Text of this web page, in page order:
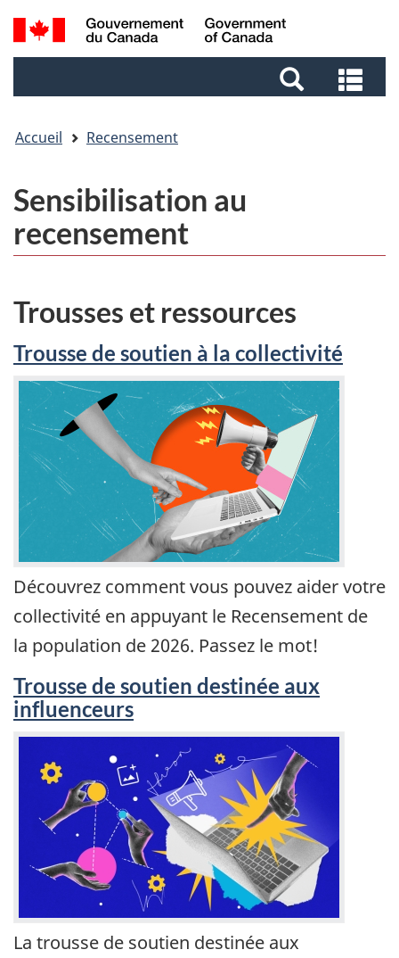
Aller
au
Aller
au
Passer
à
Recherche
et
et
Accueil Recensement
Sensibilisation au
recensement
Trousses et ressources
Trousse de soutien à la collectivité
Découvrez comment vous pouvez aider votre
collectivité en appuyant le Recensement de
la population de 2026. Passez le mot!
Trousse de soutien destinée aux
influenceurs
La trousse de soutien destinée aux